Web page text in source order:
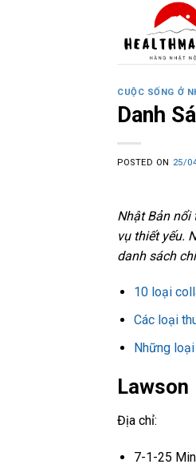
CUỘC SỐNG Ở
Danh
POSTED ON 25/
Nhật Bản nổi
vụ thiết yếu.
danh sách
10 loại
Các loại
Những
Lawson
Địa chỉ:
7-1-25